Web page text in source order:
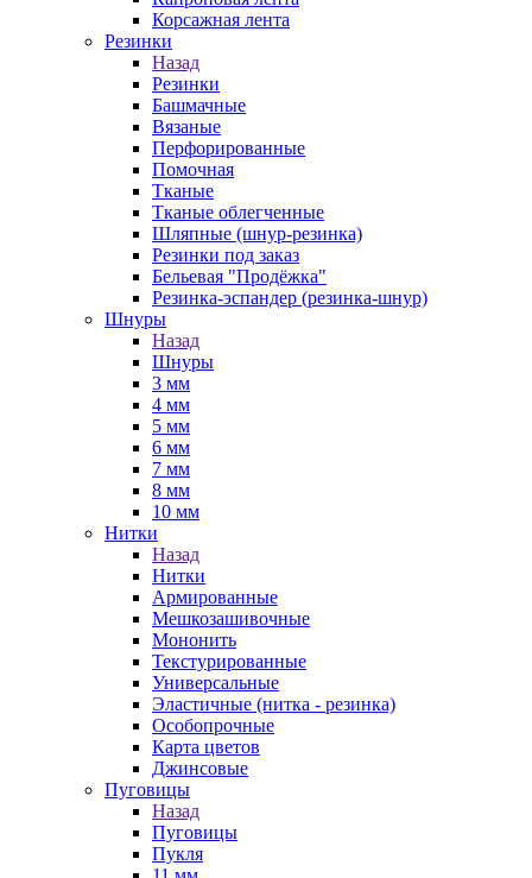
Корсажная лента
Резинки
Назад
Резинки
Башмачные
Вязаные
Перфорированные
Помочная
Тканые
Тканые облегченные
Шляпные (шнур-резинка)
Резинки под заказ
Бельевая "Продёжка"
Резинка-эспандер (резинка-шнур)
Шнуры
Назад
Шнуры
3 мм
4 мм
5 мм
6 мм
7 мм
8 мм
10 мм
Нитки
Назад
Нитки
Армированные
Мешкозашивочные
Мононить
Текстурированные
Универсальные
Эластичные (нитка - резинка)
Особопрочные
Карта цветов
Джинсовые
Пуговицы
Назад
Пуговицы
Пукля